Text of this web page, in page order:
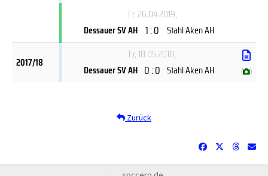
Fr, 26.04.2019,
Dessauer SV AH 1 : 0 Stahl Aken AH
2017/18
Fr, 18.05.2018,
Dessauer SV AH 0 : 0 Stahl Aken AH ( )
Zurück